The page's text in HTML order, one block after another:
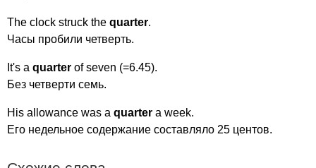
The clock struck the quarter.
Часы пробили четверть.
It's a quarter of seven (=6.45).
Без четверти семь.
His allowance was a quarter a week.
Его недельное содержание составляло 25 центов.